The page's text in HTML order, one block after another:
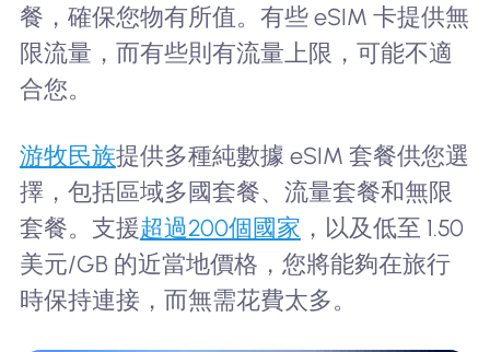
餐，確保您物有所值。有些 eSIM 卡提供無
限流量，而有些則有流量上限，可能不適
合您。
游牧民族提供多種純數據 eSIM 套餐供您選
擇，包括區域多國套餐、流量套餐和無限
套餐。支援超過200個國家 ，以及低至 1.50
美元/GB 的近當地價格，您將能夠在旅行
時保持連接，而無需花費太多。